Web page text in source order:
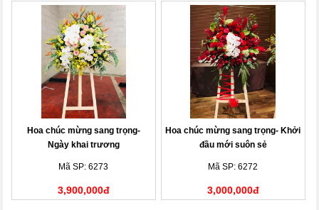
Hoa chúc mừng sang trọng-
Ngày khai trương
Mã SP: 6273
3,900,000đ
Hoa chúc mừng sang trọng- Khởi
đầu mới suôn sẻ
Mã SP: 6272
3,000,000đ